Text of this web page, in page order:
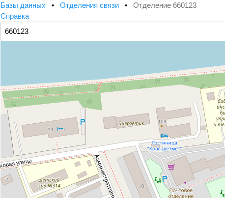
Базы данных • Отделения связи • Отделение 660123
Справка